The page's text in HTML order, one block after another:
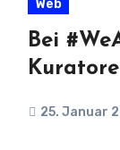
Web
Bei
25. Januar